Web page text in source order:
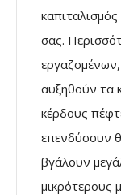
σας.
εργαζομένων,
αυξηθούν τα
κέρδους
επενδύσουν
βγάλουν
μικρότερους